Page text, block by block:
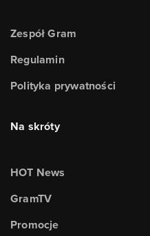
Zespół Gram
Regulamin
Polityka prywatności
Na skróty
HOT News
GramTV
Promocje